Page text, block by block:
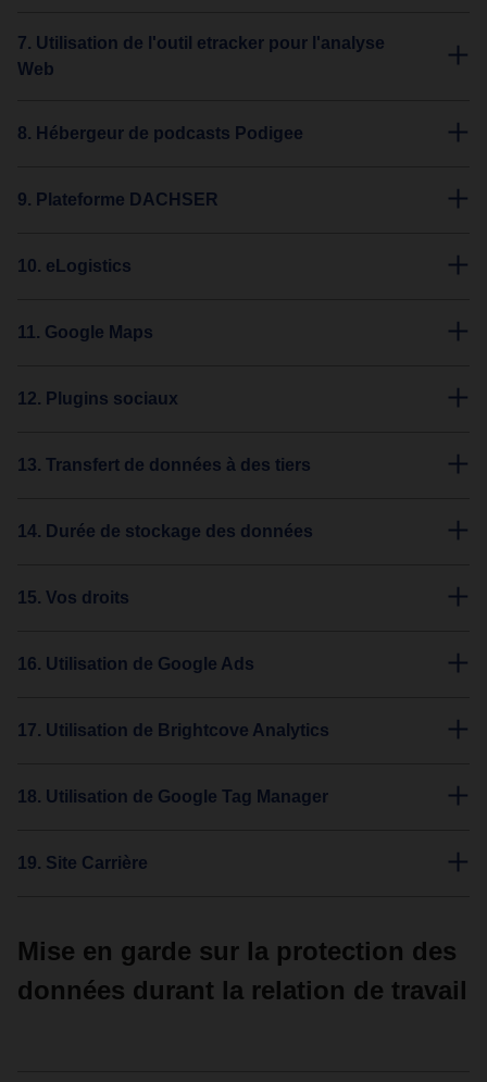
7. Utilisation de l'outil etracker pour l'analyse
Web
8. Hébergeur de podcasts Podigee
9. Plateforme DACHSER
10. eLogistics
11. Google Maps
12. Plugins sociaux
13. Transfert de données à des tiers
14. Durée de stockage des données
15. Vos droits
16. Utilisation de Google Ads
17. Utilisation de Brightcove Analytics
18. Utilisation de Google Tag Manager
19. Site Carrière
Mise en garde sur la protection des
données durant la relation de travail